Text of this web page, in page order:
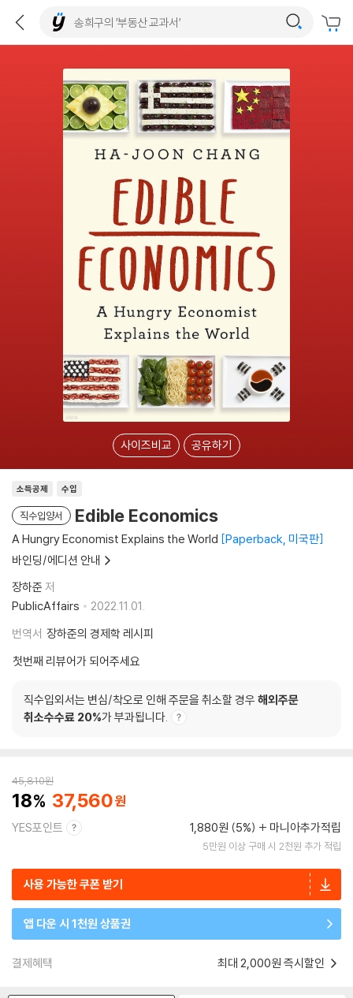
사이즈비교 공유하기
소득공제 수입
직수입양서 Edible Economics
A Hungry Economist Explains the World Paperback, 미국판
바인딩/에디션 안내
장하준 저
PublicAffairs
2022.11.01.
번역서 장하준의 경제학 레시피
첫번째 리뷰어가 되어주세요
직수입외서는 변심/착오로 인해 주문을 취소할 경우 해외주문
취소수수료 20%가 부과됩니다.
45,810원
18 37,560
YES포인트 1,880원 (5%) 마니아추가적립
5만원 이상 구매 시 2천원 추가 적립
사용 가능한 쿠폰 받기
앱 다운 시 1천원 상품권
결제혜택 최대 2,000원 즉시할인